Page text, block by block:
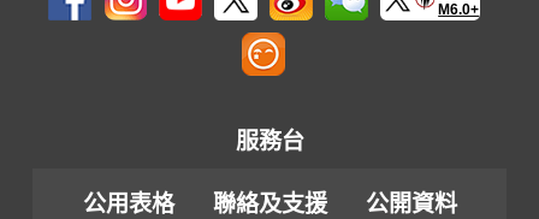
M6.0+
服務台
公用表格 聯絡及支援
公開資料